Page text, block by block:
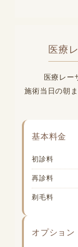
医療
医療レー
施術当日の朝
基本料金
初診料
再診料
剃毛料
オプション